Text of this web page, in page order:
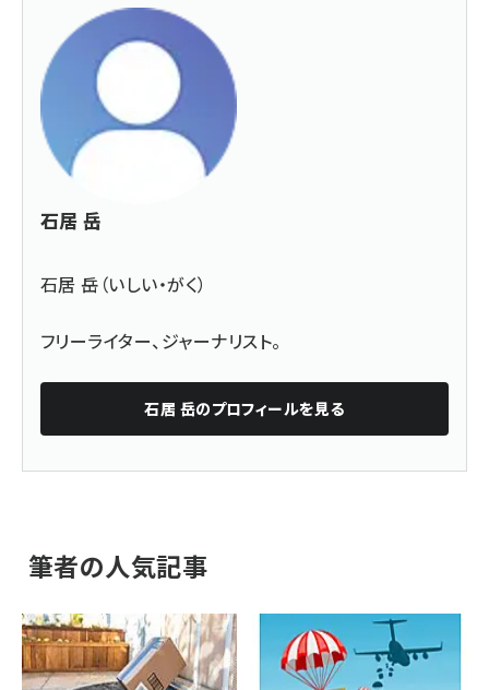
石居 岳
石居 岳（いしい・がく）
フリーライター、ジャーナリスト。
石居 岳のプロフィールを見る
筆者の人気記事